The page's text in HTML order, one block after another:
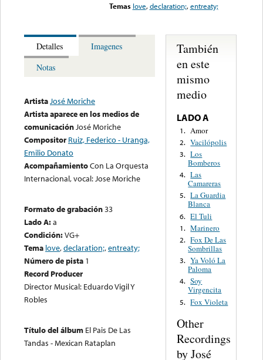
Temas love,declaration;,entreaty;
Detalles
Imagenes
Notas
ArtistaJosé Moriche
Artista aparece en los medios de
comunicaciónJosé Moriche
Compositor Ruiz, Federico - Uranga,
Emilio Donato
AcompañamientoCon La Orquesta
Internacional, vocal: Jose Moriche
Formato de grabación33
Lado A:a
Condición:VG+
Tema love,declaration;,entreaty;
Número de pista 1
Record Producer
Director Musical: Eduardo Vigil Y
Robles
Título del álbum El Pais De Las
Tandas - Mexican Rataplan
También
en este
mismo
medio
LADO A
1. Amor
2. Vacilópolis
3. Los
Bomberos
4. Las
Camareras
5. La Guardia
Blanca
6. El Tuli
1. Marinero
2. Fox De Las
Sombrillas
3. Ya Voló La
Paloma
4. Soy
Virgencita
5. Fox Violeta
Other
Recordings
by José